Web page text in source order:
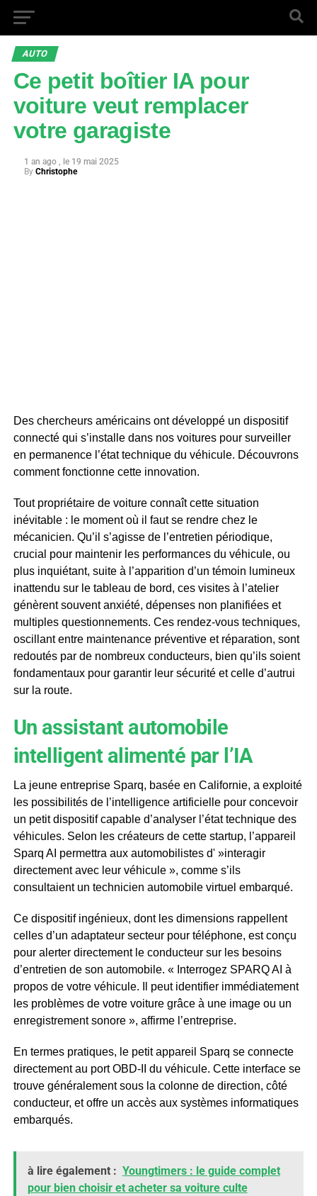
AUTO
Ce petit boîtier IA pour
voiture veut remplacer
votre garagiste
1 an ago
19 mai 2025
By Christophe
Des chercheurs américains ont développé un dispositif
connecté qui s’installe dans nos voitures pour surveiller
en permanence l’état technique du véhicule. Découvrons
comment fonctionne cette innovation.
Tout propriétaire de voiture connaît cette situation
inévitable : le moment où il faut se rendre chez le
mécanicien. Qu’il s’agisse de l’entretien périodique,
crucial pour maintenir les performances du véhicule, ou
plus inquiétant, suite à l’apparition d’un témoin lumineux
inattendu sur le tableau de bord, ces visites à l’atelier
génèrent souvent anxiété, dépenses non planifiées et
multiples questionnements. Ces rendez-vous techniques,
oscillant entre maintenance préventive et réparation, sont
redoutés par de nombreux conducteurs, bien qu’ils soient
fondamentaux pour garantir leur sécurité et celle d’autrui
sur la route.
Un assistant automobile
intelligent alimenté par l’IA
La jeune entreprise Sparq, basée en Californie, a exploité
les possibilités de l’intelligence artificielle pour concevoir
un petit dispositif capable d’analyser l’état technique des
véhicules. Selon les créateurs de cette startup, l’appareil
Sparq AI permettra aux automobilistes d' »interagir
directement avec leur véhicule », comme s’ils
consultaient un technicien automobile virtuel embarqué.
Ce dispositif ingénieux, dont les dimensions rappellent
celles d’un adaptateur secteur pour téléphone, est conçu
pour alerter directement le conducteur sur les besoins
d’entretien de son automobile. « Interrogez SPARQ AI à
propos de votre véhicule. Il peut identifier immédiatement
les problèmes de votre voiture grâce à une image ou un
enregistrement sonore », affirme l’entreprise.
En termes pratiques, le petit appareil Sparq se connecte
directement au port OBD-II du véhicule. Cette interface se
trouve généralement sous la colonne de direction, côté
conducteur, et offre un accès aux systèmes informatiques
embarqués.
à lire également : Youngtimers : le guide complet
pour bien choisir et acheter sa voiture culte